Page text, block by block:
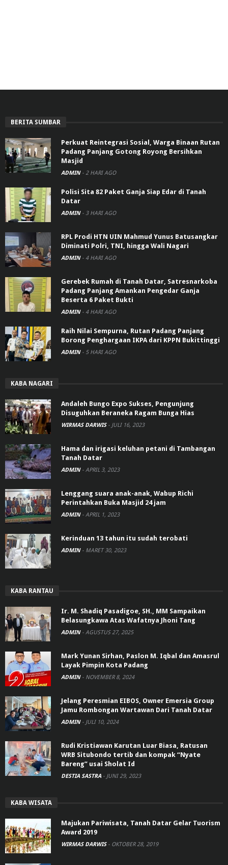
BERITA SUMBAR
Perkuat Reintegrasi Sosial, Warga Binaan Rutan
Padang Panjang Gotong Royong Bersihkan
Masjid
ADMIN - 2 HARI AGO
Polisi Sita 82 Paket Ganja Siap Edar di Tanah
Datar
ADMIN - 3 HARI AGO
RPL Prodi HTN UIN Mahmud Yunus Batusangkar
Diminati Polri, TNI, hingga Wali Nagari
ADMIN - 4 HARI AGO
Gerebek Rumah di Tanah Datar, Satresnarkoba
Padang Panjang Amankan Pengedar Ganja
Beserta 6 Paket Bukti
ADMIN - 4 HARI AGO
Raih Nilai Sempurna, Rutan Padang Panjang
Borong Penghargaan IKPA dari KPPN Bukittinggi
ADMIN - 5 HARI AGO
KABA NAGARI
Andaleh Bungo Expo Sukses, Pengunjung
Disuguhkan Beraneka Ragam Bunga Hias
WIRMAS DARWIS - JULI 16, 2023
Hama dan irigasi keluhan petani di Tambangan
Tanah Datar
ADMIN - APRIL 3, 2023
Lenggang suara anak-anak, Wabup Richi
Perintahkan Buka Masjid 24 jam
ADMIN - APRIL 1, 2023
Kerinduan 13 tahun itu sudah terobati
ADMIN - MARET 30, 2023
KABA RANTAU
Ir. M. Shadiq Pasadigoe, SH., MM Sampaikan
Belasungkawa Atas Wafatnya Jhoni Tang
ADMIN - AGUSTUS 27, 2025
Mark Yunan Sirhan, Paslon M. Iqbal dan Amasrul
Layak Pimpin Kota Padang
ADMIN - NOVEMBER 8, 2024
Jelang Peresmian EIBOS, Owner Emersia Group
Jamu Rombongan Wartawan Dari Tanah Datar
ADMIN - JULI 10, 2024
Rudi Kristiawan Karutan Luar Biasa, Ratusan
WRB Situbondo tertib dan kompak “Nyate
Bareng” usai Sholat Id
DESTIA SASTRA - JUNI 29, 2023
KABA WISATA
Majukan Pariwisata, Tanah Datar Gelar Tuorism
Award 2019
WIRMAS DARWIS - OKTOBER 28, 2019